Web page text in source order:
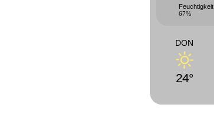
Feuchtigkeit
67%
DON
24°